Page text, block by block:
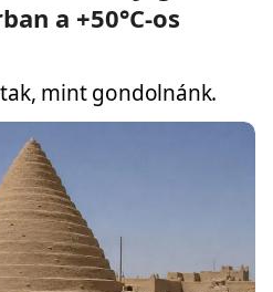
a +50°C-os
mint gondolnánk.